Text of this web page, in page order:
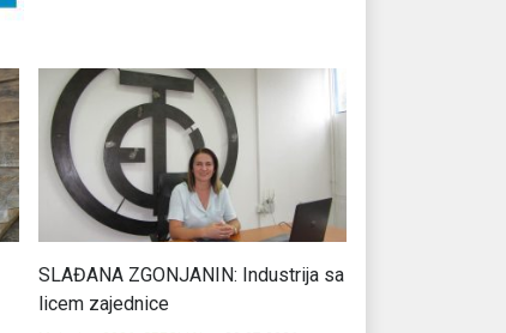
SLAĐANA ZGONJANIN: Industrija sa
licem zajednice